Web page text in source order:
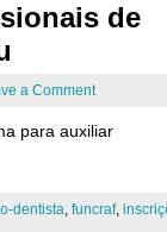
de
a Comment
para auxiliar
dentista, funcraf,